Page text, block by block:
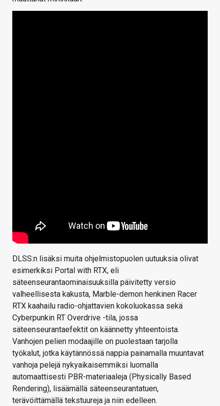
DLSS:n lisäksi muita ohjelmistopuolen uutuuksia olivat
esimerkiksi Portal with RTX, eli
säteenseurantaominaisuuksilla päivitetty versio
valheellisesta kakusta, Marble-demon henkinen Racer
RTX kaahailu radio-ohjattavien kokoluokassa sekä
Cyberpunkin RT Overdrive -tila, jossa
säteenseurantaefektit on käännetty yhteentoista.
Vanhojen pelien modaajille on puolestaan tarjolla
työkalut, jotka käytännössä nappia painamalla muuntavat
vanhoja pelejä nykyaikaisemmiksi luomalla
automaattisesti PBR-materiaaleja (Physically Based
Rendering), lisäämällä säteenseurantatuen,
terävöittämällä tekstuureja ja niin edelleen.